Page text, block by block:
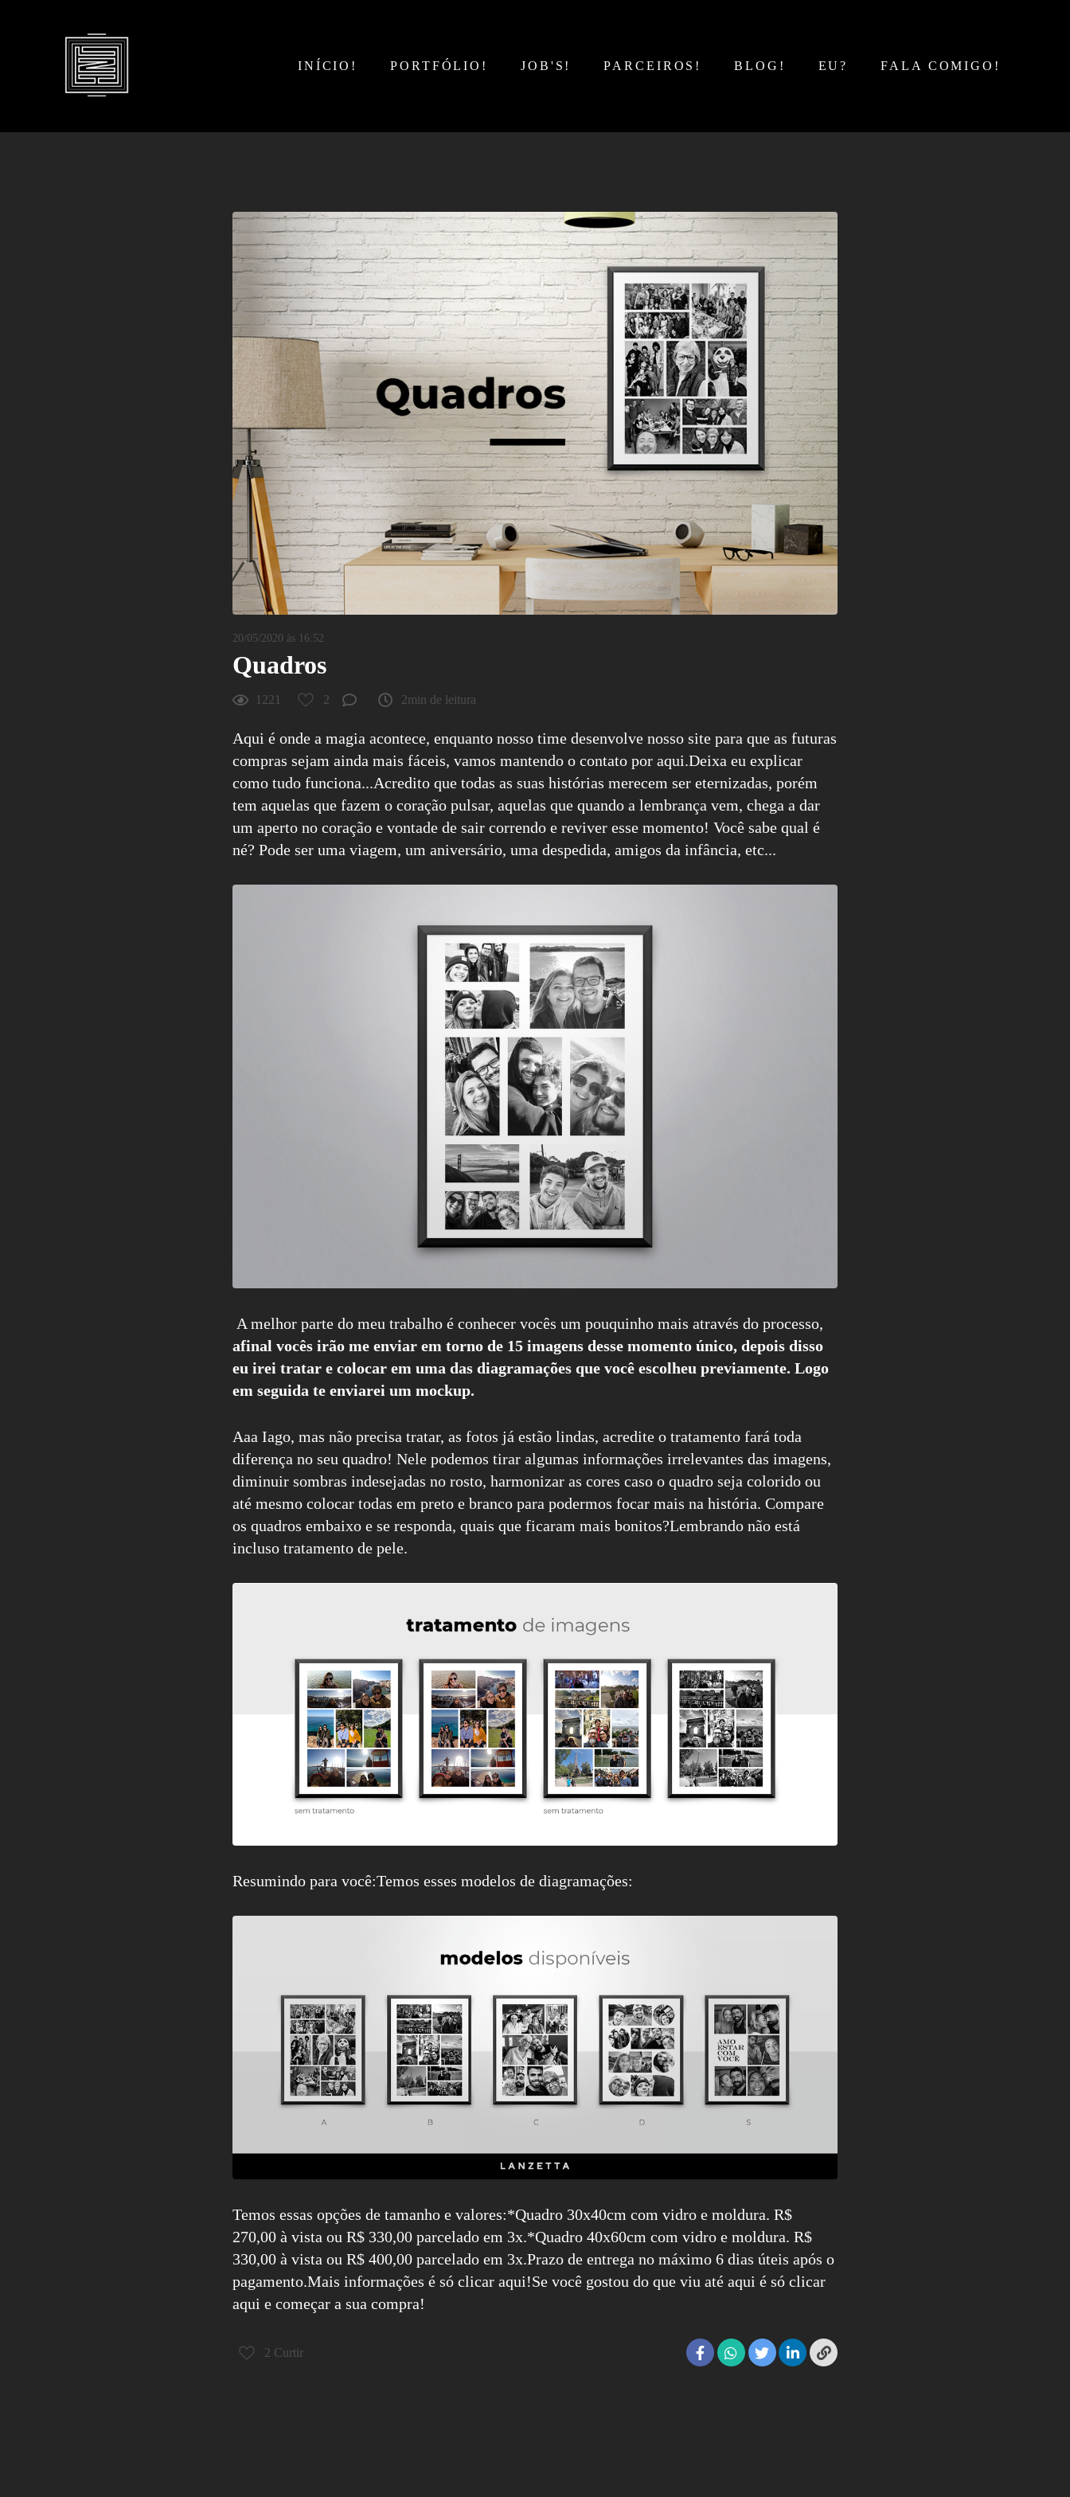
INÍCIO! PORTFÓLIO! JOB'S! PARCEIROS! BLOG! EU? FALA COMIGO!
20/05/2020 às 16:52
Quadros
1221 2 2min de leitura
Aqui é onde a magia acontece, enquanto nosso time desenvolve nosso site para que as futuras
compras sejam ainda mais fáceis, vamos mantendo o contato por aqui.Deixa eu explicar
como tudo funciona...Acredito que todas as suas histórias merecem ser eternizadas, porém
tem aquelas que fazem o coração pulsar, aquelas que quando a lembrança vem, chega a dar
um aperto no coração e vontade de sair correndo e reviver esse momento! Você sabe qual é
né? Pode ser uma viagem, um aniversário, uma despedida, amigos da infância, etc...
A melhor parte do meu trabalho é conhecer vocês um pouquinho mais através do processo,
afinal vocês irão me enviar em torno de 15 imagens desse momento único, depois disso
eu irei tratar e colocar em uma das diagramações que você escolheu previamente. Logo
em seguida te enviarei um mockup.
Aaa Iago, mas não precisa tratar, as fotos já estão lindas, acredite o tratamento fará toda
diferença no seu quadro! Nele podemos tirar algumas informações irrelevantes das imagens,
diminuir sombras indesejadas no rosto, harmonizar as cores caso o quadro seja colorido ou
até mesmo colocar todas em preto e branco para podermos focar mais na história. Compare
os quadros embaixo e se responda, quais que ficaram mais bonitos?Lembrando não está
incluso tratamento de pele.
Resumindo para você:Temos esses modelos de diagramações:
Temos essas opções de tamanho e valores:*Quadro 30x40cm com vidro e moldura. R$
270,00 à vista ou R$ 330,00 parcelado em 3x.*Quadro 40x60cm com vidro e moldura. R$
330,00 à vista ou R$ 400,00 parcelado em 3x.Prazo de entrega no máximo 6 dias úteis após o
pagamento.Mais informações é só clicar aqui!Se você gostou do que viu até aqui é só clicar
aqui e começar a sua compra!
2 Curtir